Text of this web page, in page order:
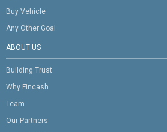
Buy Vehicle
Any Other Goal
ABOUT US
Building Trust
Why Fincash
Team
Our Partners